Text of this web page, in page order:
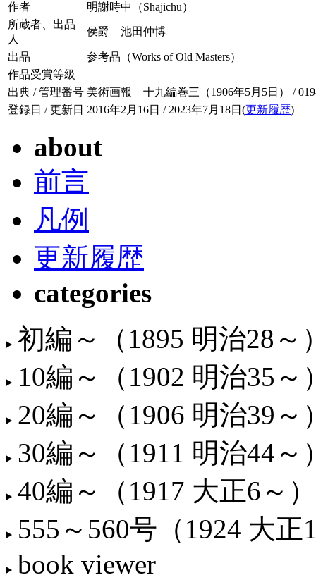
作者
明謝時中（Shajichū）
所蔵者、出品
人
侯爵 池田仲博
出品
参考品（Works of Old Masters）
作品受賞等級
出典 / 管理番号 美術画報 十九編巻三（1906年5月5日） /
登録日 / 更新日 2016年2月16日 / 2023年7月18日(更新履歴)
about
前言
凡例
更新履歴
categories
初編～（1895 明治28～
10編～（1902 明治35～
20編～（1906 明治39～
30編～（1911 明治44～
40編～（1917 大正6～）
555～560号（1924 大正
book viewer